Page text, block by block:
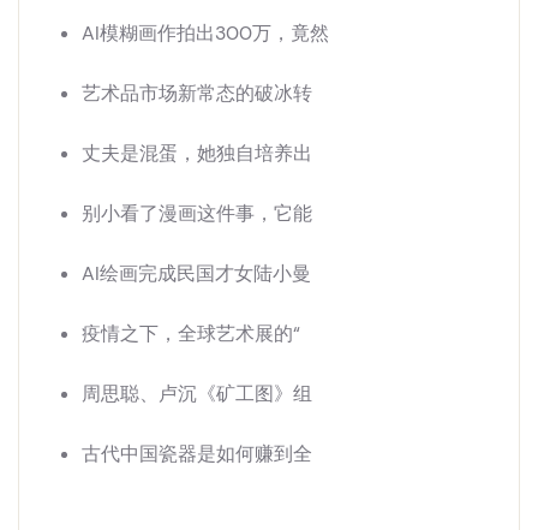
AI模糊画作拍出300万，竟然
艺术品市场新常态的破冰转
丈夫是混蛋，她独自培养出
别小看了漫画这件事，它能
AI绘画完成民国才女陆小曼
疫情之下，全球艺术展的“
周思聪、卢沉《矿工图》组
古代中国瓷器是如何赚到全